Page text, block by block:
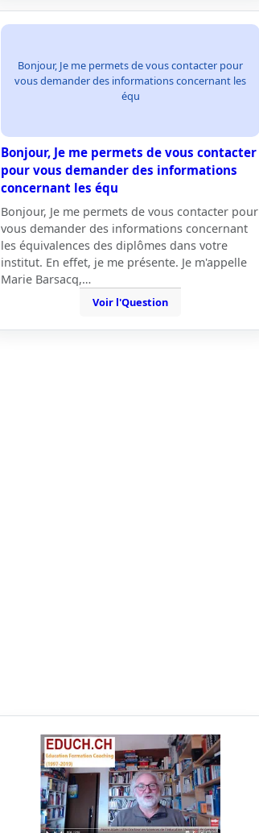
Bonjour, Je me permets de vous contacter pour
vous demander des informations concernant les
équ
Bonjour, Je me permets de vous contacter
pour vous demander des informations
concernant les équ
Bonjour, Je me permets de vous contacter pour
vous demander des informations concernant
les équivalences des diplômes dans votre
institut. En effet, je me présente. Je m'appelle
Marie Barsacq,…
Voir l'Question